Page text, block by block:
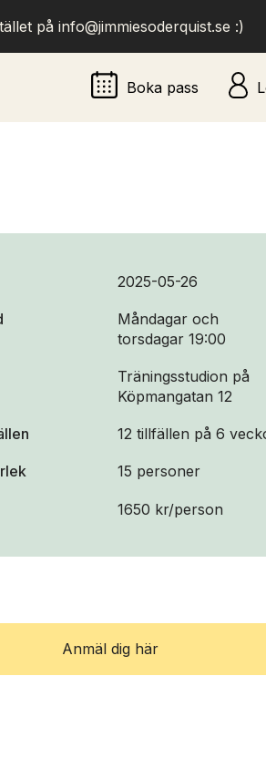
2025-05-26
Måndagar och
torsdagar 19:00
Träningsstudion på
Köpmangatan 12
12 tillfällen på 6
15 personer
1650 kr/person
Anmäl dig här
på info@jimmiesoderquist.se :)
Boka pass